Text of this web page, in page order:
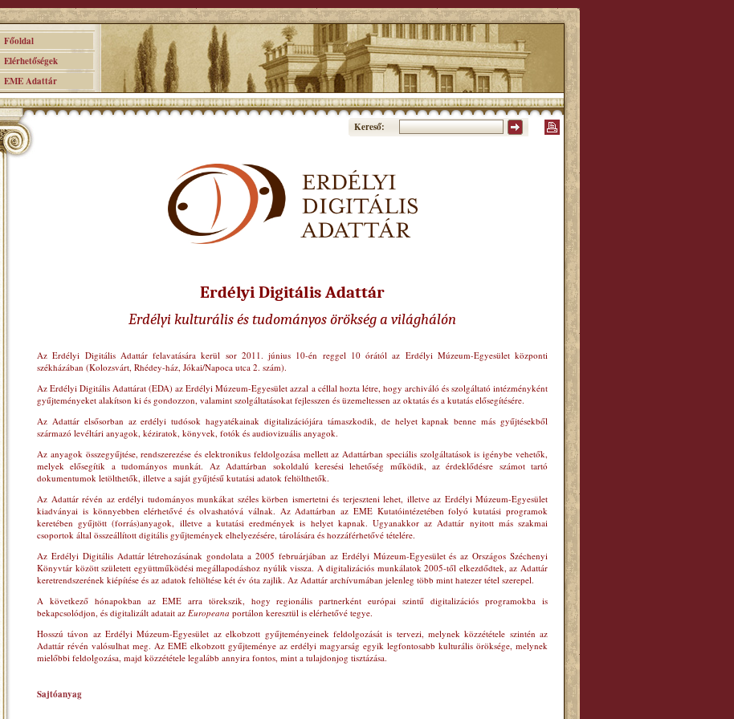
Főoldal
Elérhetőségek
EME Adattár
Kereső:
Erdélyi Digitális Adattár
Erdélyi kulturális és tudományos örökség a világhálón
Az Erdélyi Digitális Adattár felavatására kerül sor 2011. június 10-én reggel 10 órától az Erdélyi Múzeum-Egyesület központi
székházában (Kolozsvárt, Rhédey-ház, Jókai/Napoca utca 2. szám).
Az Erdélyi Digitális Adattárat (EDA) az Erdélyi Múzeum-Egyesület azzal a céllal hozta létre, hogy archiváló és szolgáltató intézményként
gyűjteményeket alakítson ki és gondozzon, valamint szolgáltatásokat fejlesszen és üzemeltessen az oktatás és a kutatás elősegítésére.
Az Adattár elsősorban az erdélyi tudósok hagyatékainak digitalizációjára támaszkodik, de helyet kapnak benne más gyűjtésekből
származó levéltári anyagok, kéziratok, könyvek, fotók és audiovizuális anyagok.
Az anyagok összegyűjtése, rendszerezése és elektronikus feldolgozása mellett az Adattárban speciális szolgáltatások is igénybe vehetők,
melyek elősegítik a tudományos munkát. Az Adattárban sokoldalú keresési lehetőség működik, az érdeklődésre számot tartó
dokumentumok letölthetők, illetve a saját gyűjtésű kutatási adatok feltölthetők.
Az Adattár révén az erdélyi tudományos munkákat széles körben ismertetni és terjeszteni lehet, illetve az Erdélyi Múzeum-Egyesület
kiadványai is könnyebben elérhetővé és olvashatóvá válnak. Az Adattárban az EME Kutatóintézetében folyó kutatási programok
keretében gyűjtött (forrás)anyagok, illetve a kutatási eredmények is helyet kapnak. Ugyanakkor az Adattár nyitott más szakmai
csoportok által összeállított digitális gyűjtemények elhelyezésére, tárolására és hozzáférhetővé tételére.
Az Erdélyi Digitális Adattár létrehozásának gondolata a 2005 februárjában az Erdélyi Múzeum-Egyesület és az Országos Széchenyi
Könyvtár között született együttműködési megállapodáshoz nyúlik vissza. A digitalizációs munkálatok 2005-től elkezdődtek, az Adattár
keretrendszerének kiépítése és az adatok feltöltése két év óta zajlik. Az Adattár archívumában jelenleg több mint hatezer tétel szerepel.
A következő hónapokban az EME arra törekszik, hogy regionális partnerként európai szintű digitalizációs programokba is
bekapcsolódjon, és digitalizált adatait az Europeana portálon keresztül is elérhetővé tegye.
Hosszú távon az Erdélyi Múzeum-Egyesület az elkobzott gyűjteményeinek feldolgozását is tervezi, melynek közzététele szintén az
Adattár révén valósulhat meg. Az EME elkobzott gyűjteménye az erdélyi magyarság egyik legfontosabb kulturális öröksége, melynek
mielőbbi feldolgozása, majd közzététele legalább annyira fontos, mint a tulajdonjog tisztázása.
Sajtóanyag